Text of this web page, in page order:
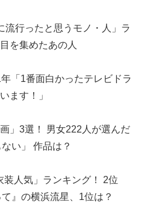
流行ったと思うモノ・人」ラ
を集めたあの人
「1番面白かったテレビドラ
ます！」
」3選！ 男女222人が選んだ
い」 作品は？
人気」ランキング！ 2位
』の横浜流星、1位は？